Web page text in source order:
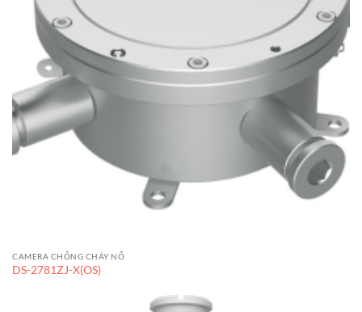
CAMERA CHỐNG CHÁY NỔ
DS-2781ZJ-X(OS)